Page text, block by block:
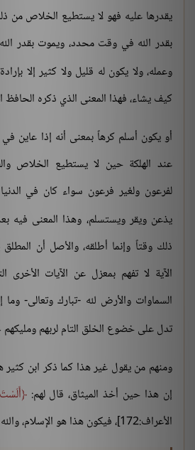
يقدرها عليه فهو لا يستطيع الخلاص من
بقدر الله في وقت محدد، ويموت بقدر
وعمله، ولا يكون له قليل ولا كثير إلا
كيف يشاء، فهذا المعنى الذي ذكره الحافظ
أو يكون أسلم كرهاً بمعنى أنه إذا عاين في
عند الهلكة حين لا يستطيع الخلاص
لفرعون ولغير فرعون سواء كان في
يذعن ويقر ويستسلم، وهذا المعنى فيه
ذلك وقتاً وإنما أطلقه، والأصل أن
الآية لا تفهم بمعزل عن الآيات
السماوات والأرض لله -تبارك وتعالى-
تدل على خضوع الخلق التام لربهم ومليكهم
ومنهم من يقول غير هذا كما ذكر ابن كثير
إن هذا حين أخذ الميثاق، قال لهم:
الأعراف:172]، فيكون هذا هو الإسلام، والله أعلم.